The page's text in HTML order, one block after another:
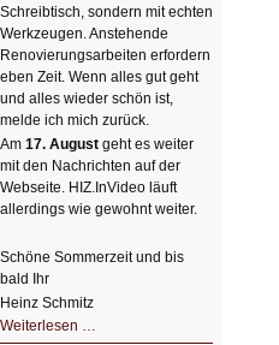
Schreibtisch, sondern mit echten
Werkzeugen. Anstehende
Renovierungsarbeiten erfordern
eben Zeit. Wenn alles gut geht
und alles wieder schön ist,
melde ich mich zurück.
Am 17. August geht es weiter
mit den Nachrichten auf der
Webseite. HIZ.InVideo läuft
allerdings wie gewohnt weiter.
Schöne Sommerzeit und bis
bald Ihr
Heinz Schmitz
Weiterlesen …
so